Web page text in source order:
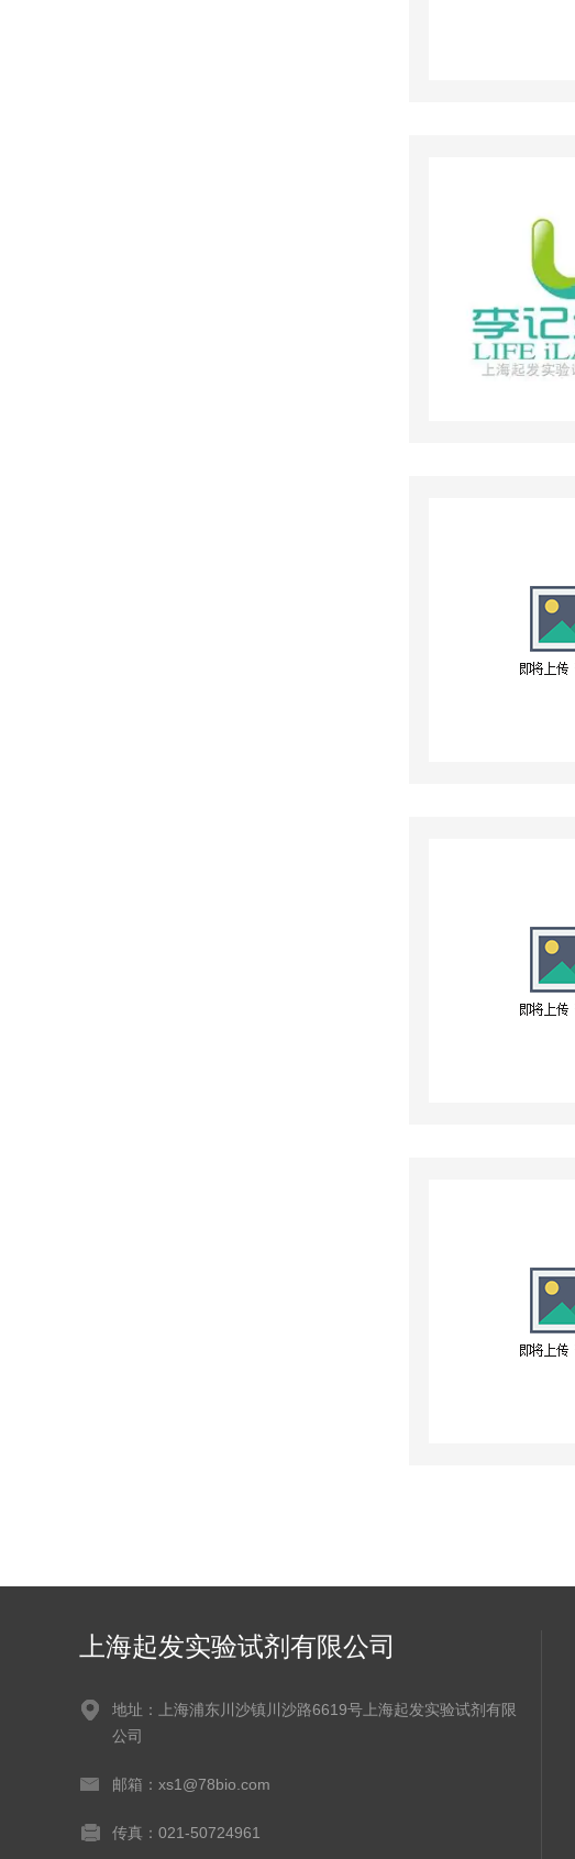
上海起发实验试剂有限公司
地址：上海浦东川沙镇川沙路6619号上海起发实验试剂有限
公司
邮箱：xs1@78bio.com
传真：021-50724961